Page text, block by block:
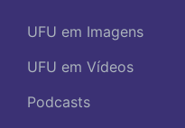
UFU em Imagens
UFU em Vídeos
Podcasts